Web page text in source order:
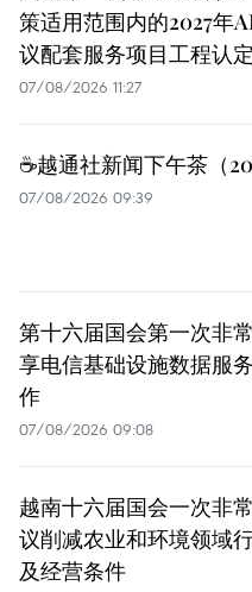
策适用范围内的2027年
议配套服务项目工程认
07/08/2026 11:27
☕️越通社新闻下午茶（
07/08/2026 09:39
第十六届国会第一次非
享电信基础设施数据服
作
07/08/2026 09:08
越南十六届国会一次非
议削减农业和环境领域
及经营条件